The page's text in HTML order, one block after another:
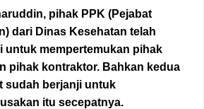
pihak PPK (Pejabat
dari Dinas Kesehatan telah
untuk mempertemukan pihak
pihak kontraktor. Bahkan kedua
sudah berjanji untuk
itu secepatnya.